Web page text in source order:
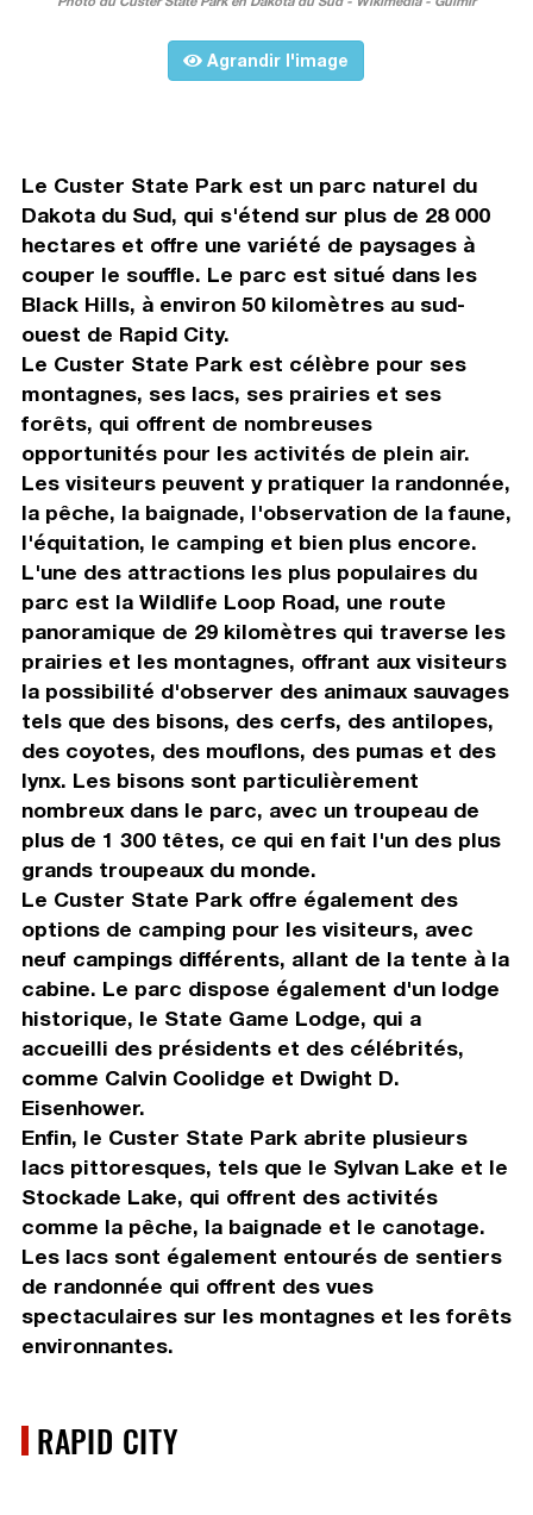
Agrandir l'image
Le Custer State Park est un parc naturel du
Dakota du Sud, qui s'étend sur plus de 28 000
hectares et offre une variété de paysages à
couper le souffle. Le parc est situé dans les
Black Hills, à environ 50 kilomètres au sud-
ouest de Rapid City.
Le Custer State Park est célèbre pour ses
montagnes, ses lacs, ses prairies et ses
forêts, qui offrent de nombreuses
opportunités pour les activités de plein air.
Les visiteurs peuvent y pratiquer la randonnée,
la pêche, la baignade, l'observation de la faune,
l'équitation, le camping et bien plus encore.
L'une des attractions les plus populaires du
parc est la Wildlife Loop Road, une route
panoramique de 29 kilomètres qui traverse les
prairies et les montagnes, offrant aux visiteurs
la possibilité d'observer des animaux sauvages
tels que des bisons, des cerfs, des antilopes,
des coyotes, des mouflons, des pumas et des
lynx. Les bisons sont particulièrement
nombreux dans le parc, avec un troupeau de
plus de 1 300 têtes, ce qui en fait l'un des plus
grands troupeaux du monde.
Le Custer State Park offre également des
options de camping pour les visiteurs, avec
neuf campings différents, allant de la tente à la
cabine. Le parc dispose également d'un lodge
historique, le State Game Lodge, qui a
accueilli des présidents et des célébrités,
comme Calvin Coolidge et Dwight D.
Eisenhower.
Enfin, le Custer State Park abrite plusieurs
lacs pittoresques, tels que le Sylvan Lake et le
Stockade Lake, qui offrent des activités
comme la pêche, la baignade et le canotage.
Les lacs sont également entourés de sentiers
de randonnée qui offrent des vues
spectaculaires sur les montagnes et les forêts
environnantes.
RAPID CITY